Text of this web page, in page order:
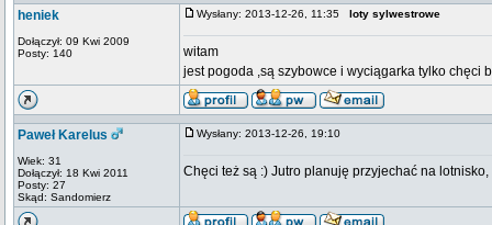
heniek
Dołączył: 09 Kwi 2009
Posty: 140
Wysłany: 2013-12-26, 11:35 loty sylwestrowe
witam
jest pogoda ,są szybowce i wyciągarka tylko chęci
Paweł Karelus
Wiek: 31
Dołączył: 18 Kwi 2011
Posty: 27
Skąd: Sandomierz
Wysłany: 2013-12-26, 19:10
Chęci też są :) Jutro planuję przyjechać na